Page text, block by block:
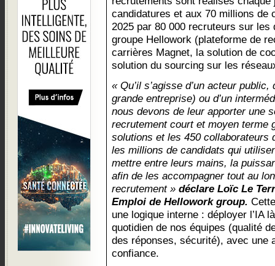
candidatures et aux 70 millions de
2025 par 80 000 recruteurs sur
groupe Hellowork (plateforme de
carrières Magnet, la solution de
solution du sourcing sur les
« Qu’il s’agisse d’un acteur
grande entreprise) ou d’un
nous devons de leur apporter une
recrutement court et moyen terme
solutions et les 450 collaborateurs
les millions de candidats qui
mettre entre leurs mains, la
afin de les accompagner tout au
recrutement » déclare Loïc Le
Emploi de Hellowork group.
une logique interne : déployer l’IA
quotidien de nos équipes (qualité
des réponses, sécurité), avec une
confiance.